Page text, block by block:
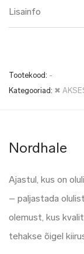
Lisainfo
Tootekood: -
Kategooriad: ✖
Nordhale
Ajastul, kus on
– paljastada
olemust, kus
tehakse õigel